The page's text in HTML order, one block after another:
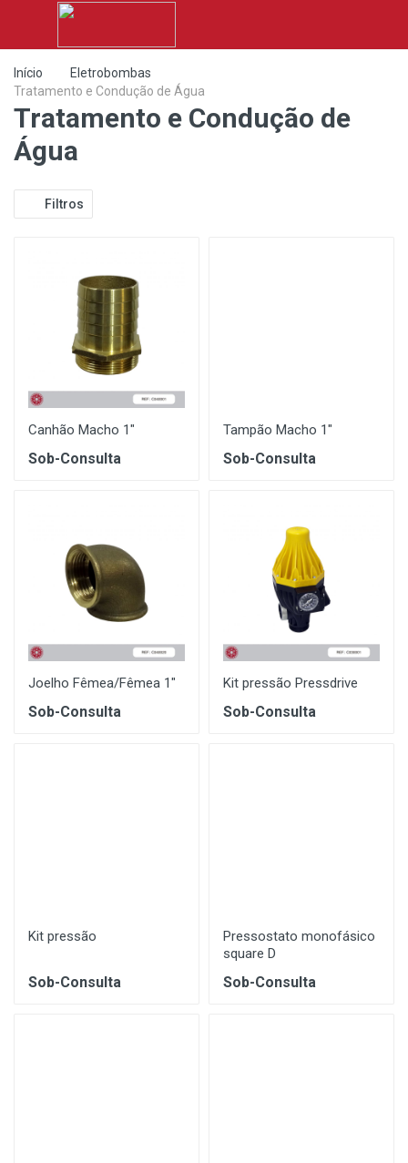
Início
Eletrobombas
Tratamento e Condução de Água
Tratamento e Condução de
Água
Filtros
Canhão Macho 1"
Sob-Consulta
Tampão Macho 1"
Sob-Consulta
Joelho Fêmea/Fêmea 1"
Sob-Consulta
Kit pressão Pressdrive
Sob-Consulta
Kit pressão
Sob-Consulta
Pressostato monofásico
square D
Sob-Consulta